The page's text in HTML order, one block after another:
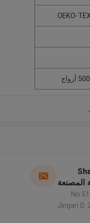
OEKO-
Jingan D.